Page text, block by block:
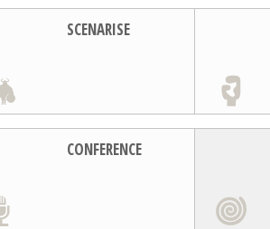
SCENARISE
CONFERENCE